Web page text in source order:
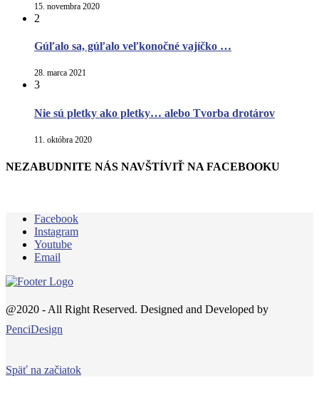
15. novembra 2020
2
Gúľalo sa, gúľalo veľkonočné vajíčko …
28. marca 2021
3
Nie sú pletky ako pletky… alebo Tvorba drotárov
11. októbra 2020
NEZABUDNITE NÁS NAVŠTÍVIŤ NA FACEBOOKU
Facebook
Instagram
Youtube
Email
@2020 - All Right Reserved. Designed and Developed by
PenciDesign
Späť na začiatok